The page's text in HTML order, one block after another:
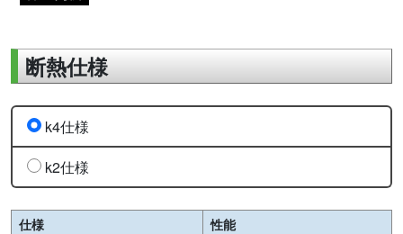
断熱仕様
仕様 性能
k4仕様
k2仕様